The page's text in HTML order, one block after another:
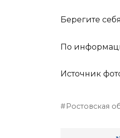
Берегите
По
Источник
Ростовская